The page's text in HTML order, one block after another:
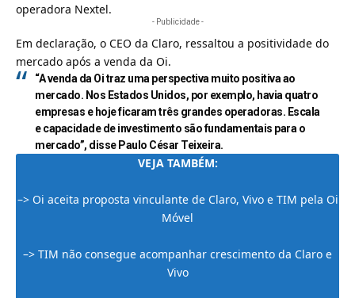
operadora Nextel.
- Publicidade -
Em declaração, o CEO da Claro, ressaltou a positividade do
mercado após a venda da Oi.
“A venda da Oi traz uma perspectiva muito positiva ao
mercado. Nos Estados Unidos, por exemplo, havia quatro
empresas e hoje ficaram três grandes operadoras. Escala
e capacidade de investimento são fundamentais para o
mercado”, disse Paulo César Teixeira.
VEJA TAMBÉM:
–> Oi aceita proposta vinculante de Claro, Vivo e TIM pela Oi
Móvel
–> TIM não consegue acompanhar crescimento da Claro e
Vivo